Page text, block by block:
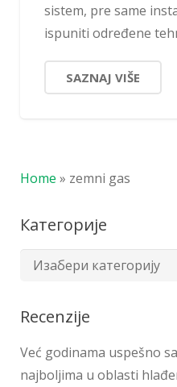
sistem, pre same
ispuniti određene
SAZNAJ VIŠE
Home » zemni gas
Категорије
Recenzije
Već godinama uspešno
najboljima u oblasti